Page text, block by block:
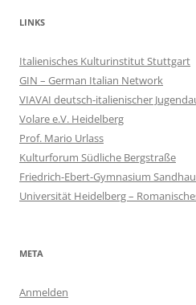
LINKS
Italienisches Kulturinstitut Stuttgart
GIN – German Italian Network
VIAVAI deutsch-italienischer
Volare e.V. Heidelberg
Prof. Mario Urlass
Kulturforum Südliche Bergstraße
Friedrich-Ebert-Gymnasium
Universität Heidelberg –
META
Anmelden